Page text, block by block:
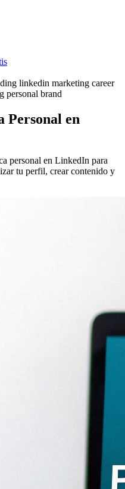
linkedin marketing career
personal brand
Personal en
personal en LinkedIn para
tu perfil, crear contenido y